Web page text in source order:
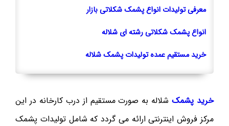
معرفی تولیدات انواع پشمک شکلاتی بازار
انواع پشمک شکلاتی رشته ای شلاله
خرید مستقیم عمده تولیدات پشمک شلاله
خرید پشمکشلاله به صورت مستقیم از درب کارخانه در این
مرکز فروش اینترنتی ارائه می گردد که شامل تولیدات پشمک